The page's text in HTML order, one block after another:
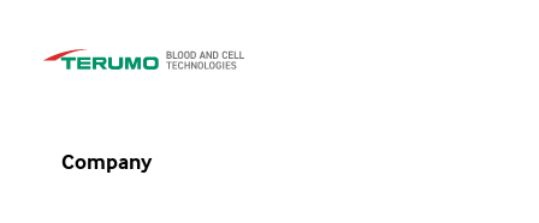
Company